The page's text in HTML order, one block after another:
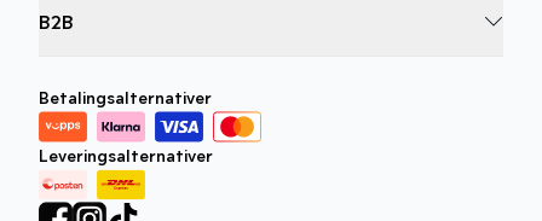
B2B
Betalingsalternativer
Leveringsalternativer